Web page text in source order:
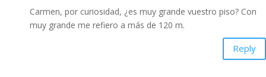
Carmen, por curiosidad, ¿es muy grande vuestro piso? Con
muy grande me refiero a más de 120 m.
Reply